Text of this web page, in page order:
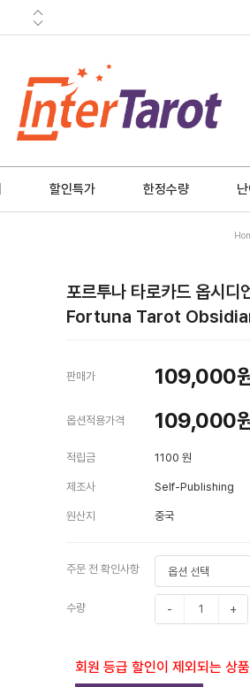
할인특가 한정수량
포르투나 타로카드 옵시디
Fortuna Tarot
판매가 109,000
옵션적용가격 109,000
적립금 1100 원
제조사 Self-Publishing
원산지 중국
주문 전 확인사항
수량 - +
회원 등급 할인이 제외되는 상